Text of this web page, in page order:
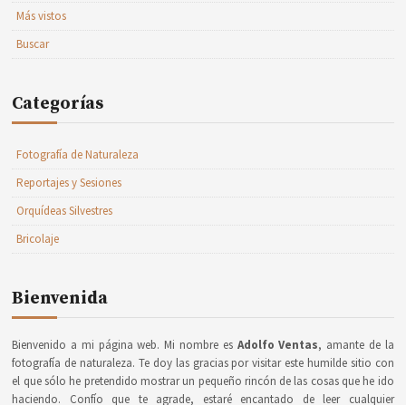
Más vistos
Buscar
Categorías
Fotografía de Naturaleza
Reportajes y Sesiones
Orquídeas Silvestres
Bricolaje
Bienvenida
Bienvenido a mi página web. Mi nombre es Adolfo Ventas, amante de la
fotografía de naturaleza. Te doy las gracias por visitar este humilde sitio con
el que sólo he pretendido mostrar un pequeño rincón de las cosas que he ido
haciendo. Confío que te agrade, estaré encantado de leer cualquier